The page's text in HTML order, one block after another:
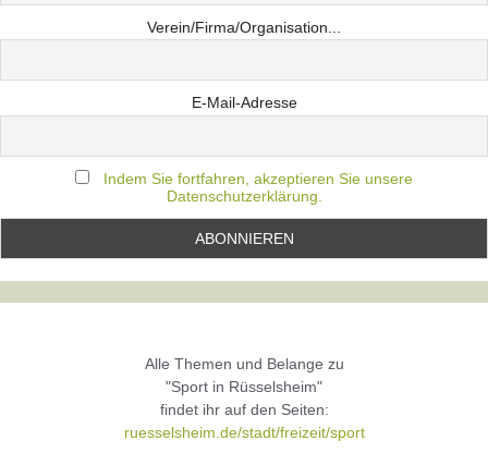
Verein/Firma/Organisation...
E-Mail-Adresse
Indem Sie fortfahren, akzeptieren Sie unsere
Datenschutzerklärung.
Alle Themen und Belange zu
"Sport in Rüsselsheim"
findet ihr auf den Seiten:
ruesselsheim.de/stadt/freizeit/sport